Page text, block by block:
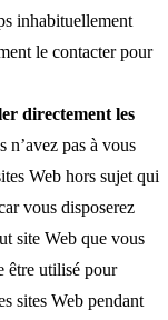
inhabituellement
le contacter pour
directement les
n’avez pas à vous
Web hors sujet qui
vous disposerez
site Web que vous
être utilisé pour
sites Web pendant